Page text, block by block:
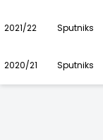
2021/22 Sputniks
2020/21 Sputniks